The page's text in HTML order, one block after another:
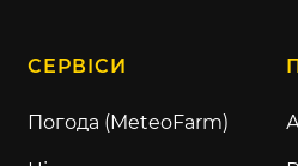
СЕРВІСИ
Погода (MeteoFarm)